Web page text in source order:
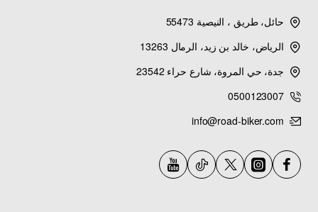
حائل، طريق ، النيصية 55473
الرياض، خالد بن زيد، الرمال 13263
جدة، حي المروة، شارع حراء 23542
0500123007
info@road-biker.com